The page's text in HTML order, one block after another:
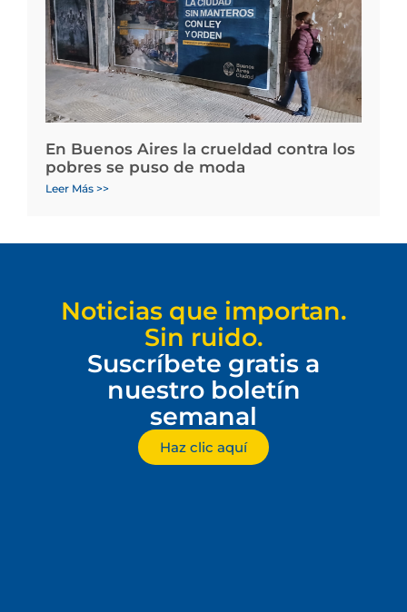
En Buenos Aires la crueldad contra los
pobres se puso de moda
Leer Más >>
Noticias que importan.
Sin ruido.
Suscríbete gratis a
nuestro boletín
semanal
Haz clic aquí